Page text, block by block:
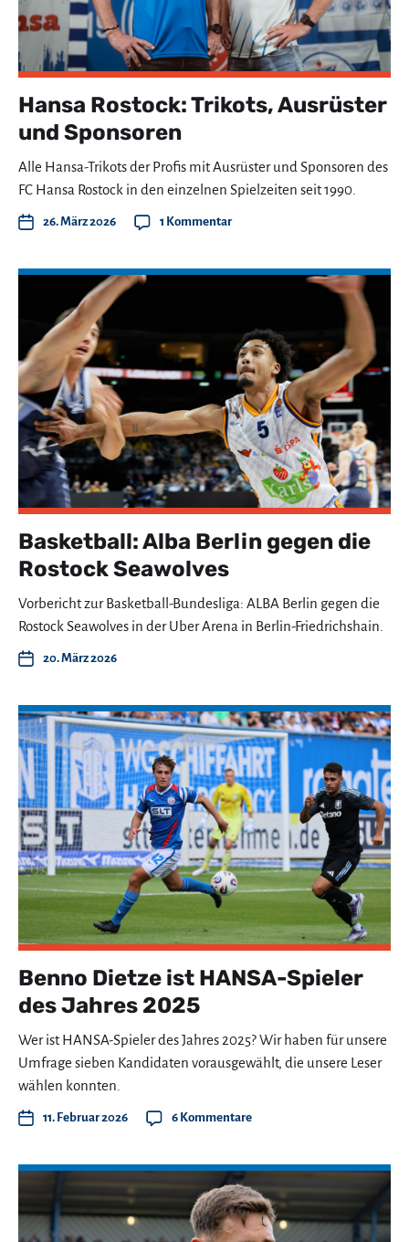
Hansa Rostock: Trikots, Ausrüster
und Sponsoren
Alle Hansa-Trikots der Profis mit Ausrüster und Sponsoren des
FC Hansa Rostock in den einzelnen Spielzeiten seit 1990.
26. März 2026 1 Kommentar
Basketball: Alba Berlin gegen die
Rostock Seawolves
Vorbericht zur Basketball-Bundesliga: ALBA Berlin gegen die
Rostock Seawolves in der Uber Arena in Berlin-Friedrichshain.
20. März 2026
Benno Dietze ist HANSA-Spieler
des Jahres 2025
Wer ist HANSA-Spieler des Jahres 2025? Wir haben für unsere
Umfrage sieben Kandidaten vorausgewählt, die unsere Leser
wählen konnten.
11. Februar 2026 6 Kommentare